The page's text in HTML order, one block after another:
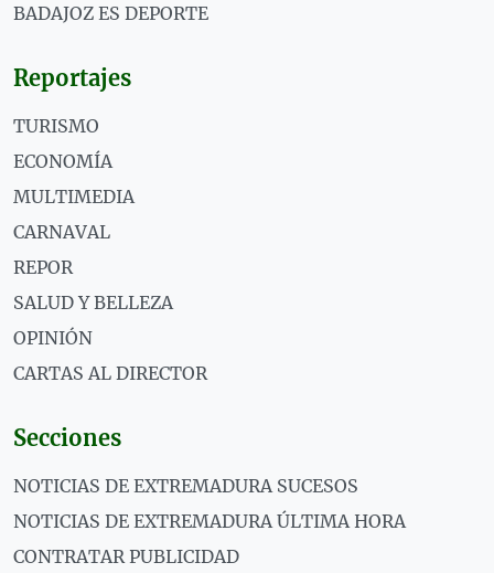
BADAJOZ ES DEPORTE
Reportajes
TURISMO
ECONOMÍA
MULTIMEDIA
CARNAVAL
REPOR
SALUD Y BELLEZA
OPINIÓN
CARTAS AL DIRECTOR
Secciones
NOTICIAS DE EXTREMADURA SUCESOS
NOTICIAS DE EXTREMADURA ÚLTIMA HORA
CONTRATAR PUBLICIDAD